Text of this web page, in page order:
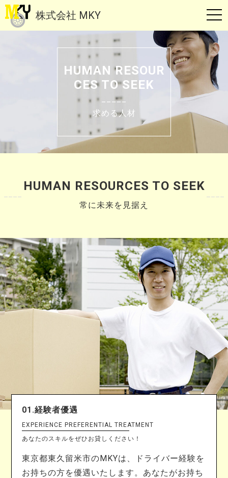
HUMAN RESOUR
CES TO SEEK
_____
求める人材
HUMAN RESOURCES TO SEEK
常に未来を見据え
01.経験者優遇
EXPERIENCE PREFERENTIAL TREATMENT
あなたのスキルをぜひお貸しください！
東京都東久留米市のMKYは、ドライバー経験を
お持ちの方を優遇いたします。あなたがお持ち
株式会社 MKY
t
o
g
g
l
e